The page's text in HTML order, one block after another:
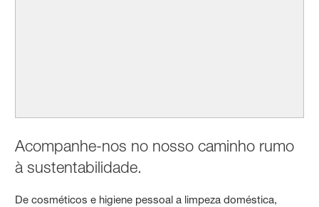
Acompanhe-nos no nosso caminho rumo
à sustentabilidade.
De cosméticos e higiene pessoal a limpeza doméstica,